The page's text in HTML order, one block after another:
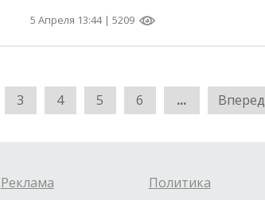
5 Апреля 13:44 | 5209
3 4 5 6 ... Вперед
Реклама
Политика